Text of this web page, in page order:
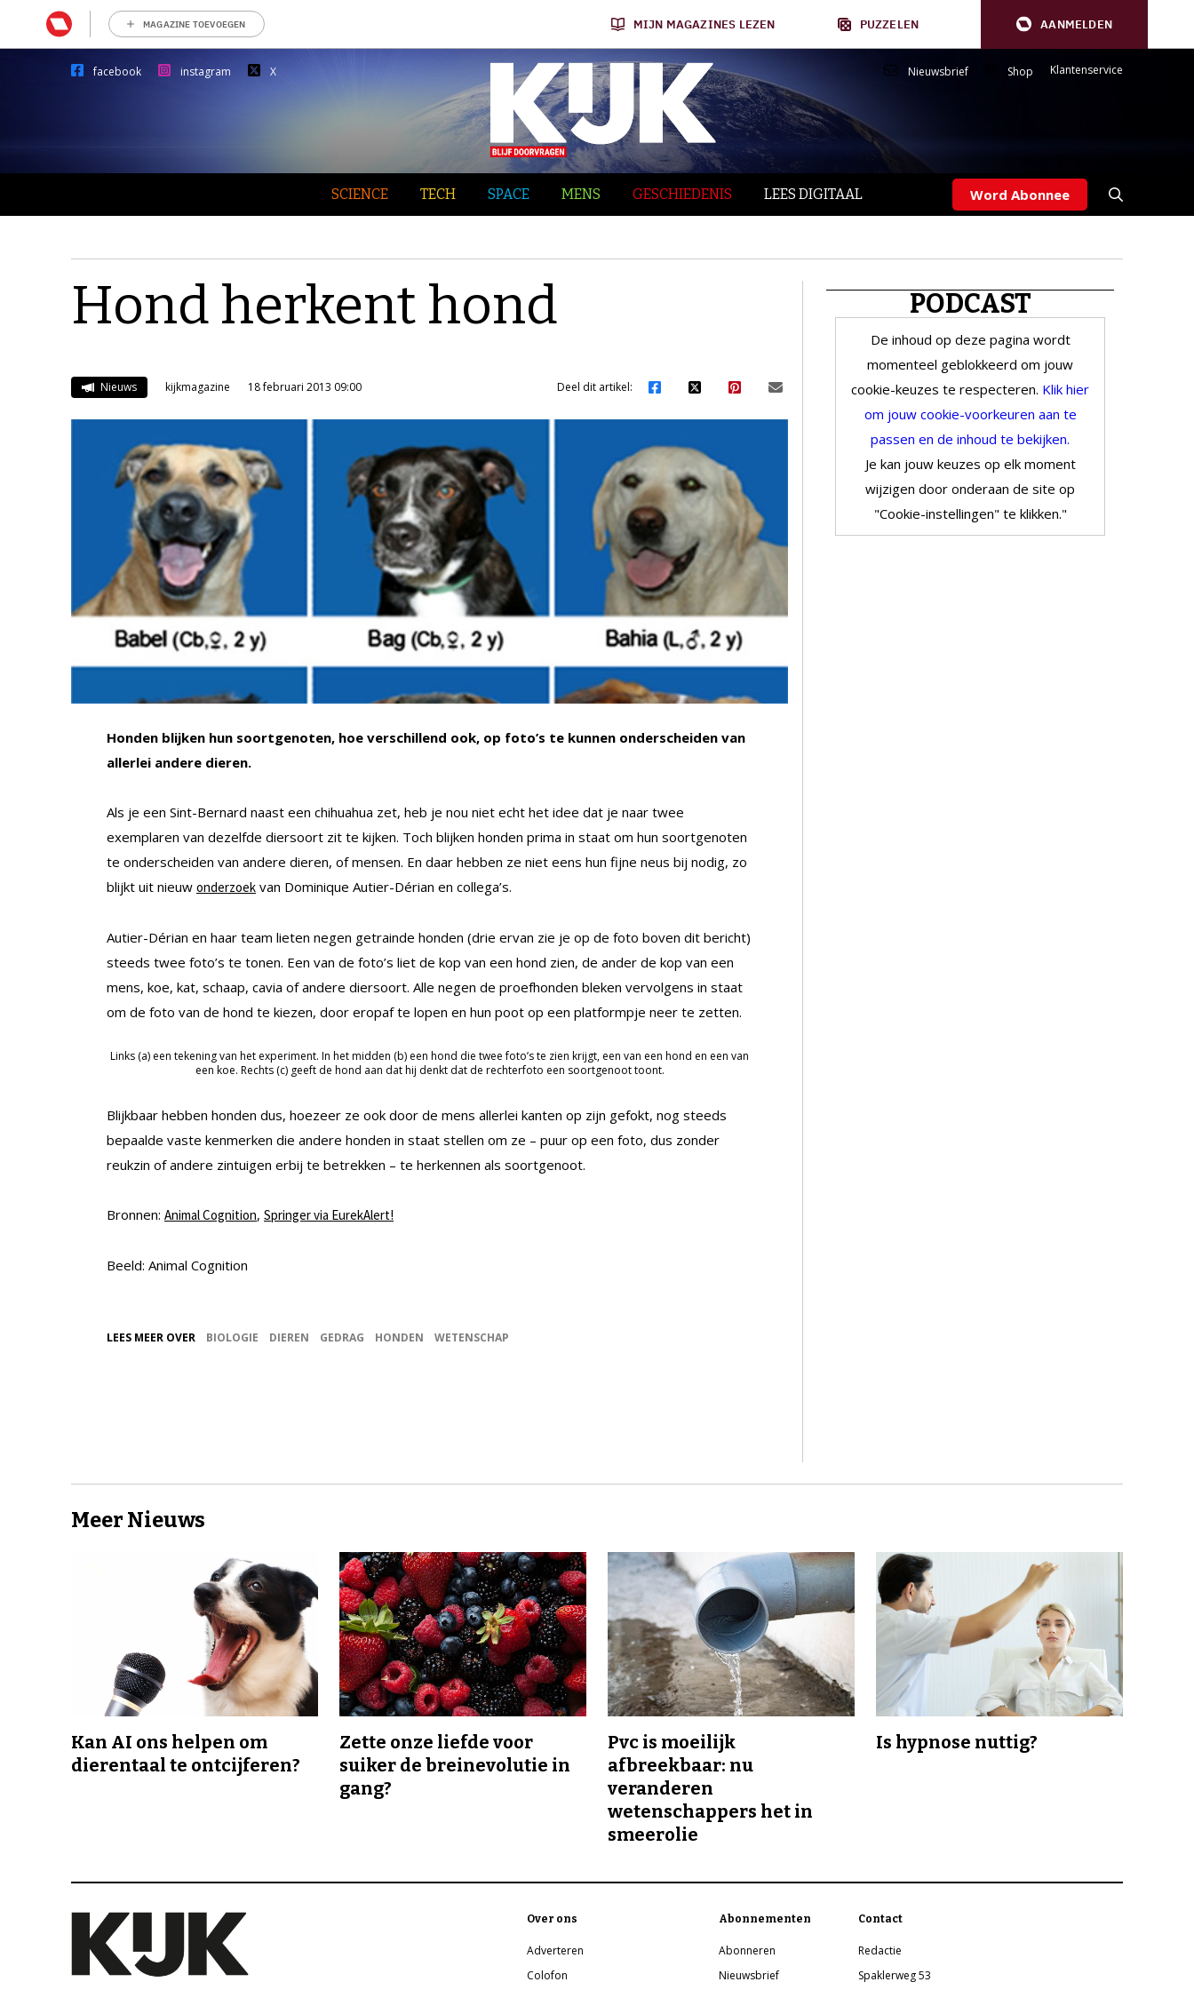
MAGAZINE TOEVOEGEN MIJN MAGAZINES LEZEN PUZZELEN AANMELDEN
facebook instagram X Nieuwsbrief Shop Klantenservice
SCIENCE TECH SPACE MENS GESCHIEDENIS LEES DIGITAAL Word Abonnee
Hond herkent hond
Nieuws kijkmagazine 18 februari 2013 09:00 Deel dit artikel:
Honden blijken hun soortgenoten, hoe verschillend ook, op foto’s te kunnen onderscheiden van
allerlei andere dieren.
Als je een Sint-Bernard naast een chihuahua zet, heb je nou niet echt het idee dat je naar twee
exemplaren van dezelfde diersoort zit te kijken. Toch blijken honden prima in staat om hun soortgenoten
te onderscheiden van andere dieren, of mensen. En daar hebben ze niet eens hun fijne neus bij nodig, zo
blijkt uit nieuw onderzoek van Dominique Autier-Dérian en collega’s.
Autier-Dérian en haar team lieten negen getrainde honden (drie ervan zie je op de foto boven dit bericht)
steeds twee foto’s te tonen. Een van de foto’s liet de kop van een hond zien, de ander de kop van een
mens, koe, kat, schaap, cavia of andere diersoort. Alle negen de proefhonden bleken vervolgens in staat
om de foto van de hond te kiezen, door eropaf te lopen en hun poot op een platformpje neer te zetten.
Links (a) een tekening van het experiment. In het midden (b) een hond die twee foto’s te zien krijgt, een van een hond en een van
een koe. Rechts (c) geeft de hond aan dat hij denkt dat de rechterfoto een soortgenoot toont.
Blijkbaar hebben honden dus, hoezeer ze ook door de mens allerlei kanten op zijn gefokt, nog steeds
bepaalde vaste kenmerken die andere honden in staat stellen om ze – puur op een foto, dus zonder
reukzin of andere zintuigen erbij te betrekken – te herkennen als soortgenoot.
Bronnen: Animal Cognition, Springer via EurekAlert!
Beeld: Animal Cognition
LEES MEER OVER BIOLOGIE DIEREN GEDRAG HONDEN WETENSCHAP
PODCAST
De inhoud op deze pagina wordt
momenteel geblokkeerd om jouw
cookie-keuzes te respecteren. Klik hier
om jouw cookie-voorkeuren aan te
passen en de inhoud te bekijken.
Je kan jouw keuzes op elk moment
wijzigen door onderaan de site op
"Cookie-instellingen" te klikken."
Meer Nieuws
Kan AI ons helpen om
dierentaal te ontcijferen?
Zette onze liefde voor
suiker de breinevolutie in
gang?
Pvc is moeilijk
afbreekbaar: nu
veranderen
wetenschappers het in
smeerolie
Is hypnose nuttig?
Over ons
Adverteren
Colofon
Abonnementen
Abonneren
Nieuwsbrief
Contact
Redactie
Spaklerweg 53